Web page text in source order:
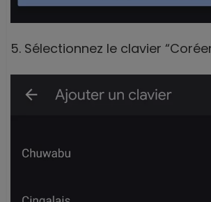
5. Sélectionnez le clavier